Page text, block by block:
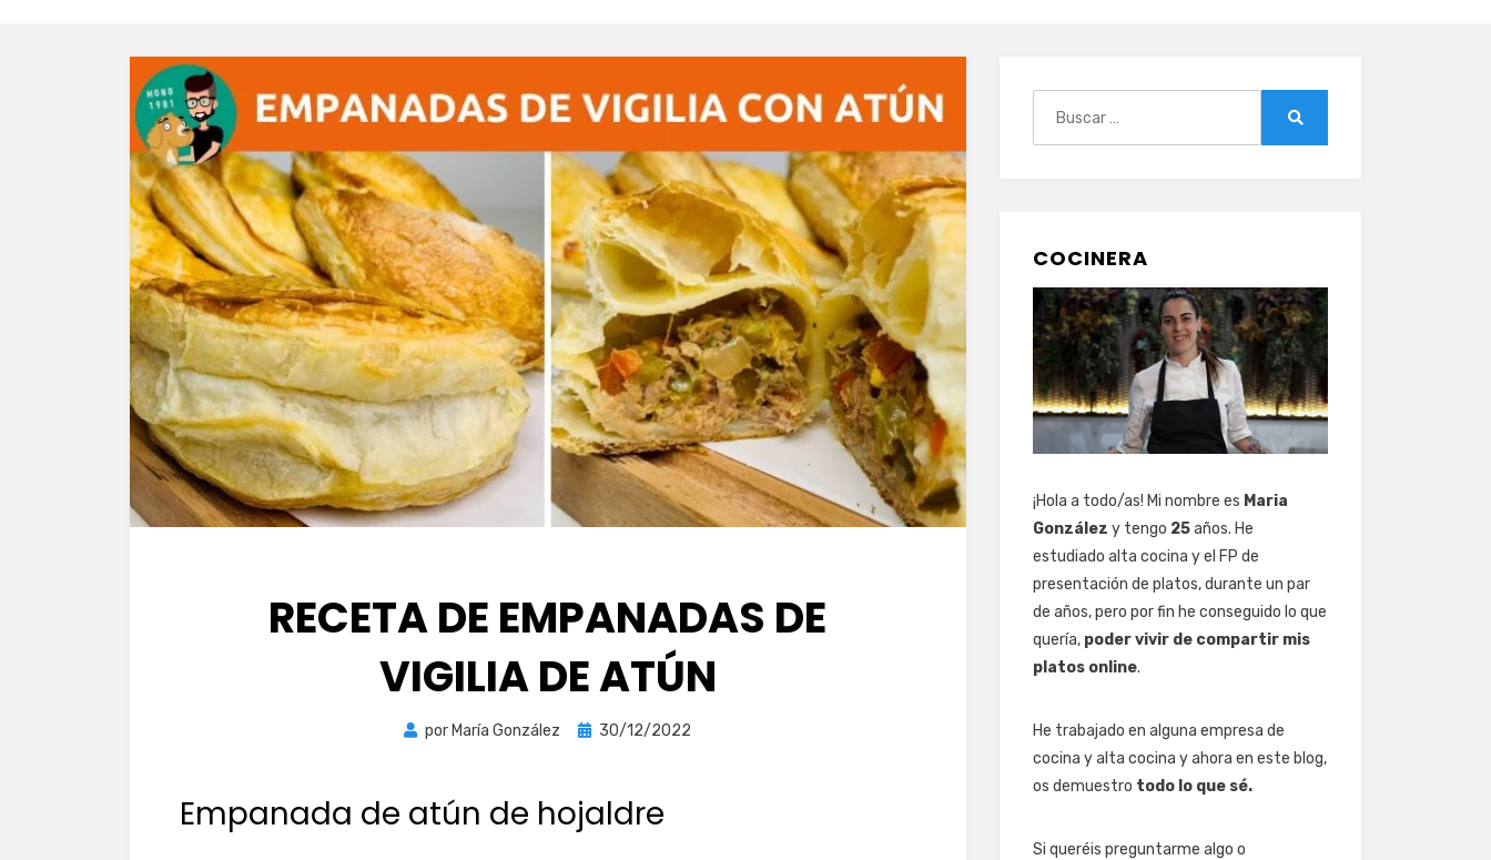
RECETA DE EMPANADAS DE
VIGILIA DE ATÚN
por María González
Publicada
30/12/2022
Empanada de atún de hojaldre
COCINERA
¡Hola a todo/as! Mi nombre es Maria
González y tengo 25años. He
estudiado alta cocina y el FP de
presentación de platos, durante un par
de años, pero por fin he conseguido lo que
quería, poder vivir de compartir mis
platos online.
He trabajado en alguna empresa de
cocina y alta cocina y ahora en este blog,
os demuestro todo lo que sé.
Si queréis preguntarme algo o